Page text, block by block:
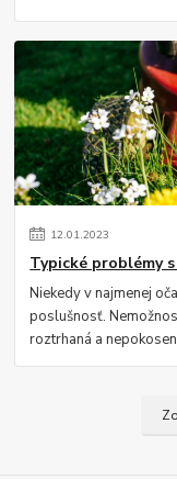
12.01.2023
Typické problémy
Niekedy v najmenej
poslušnosť.
roztrhaná a